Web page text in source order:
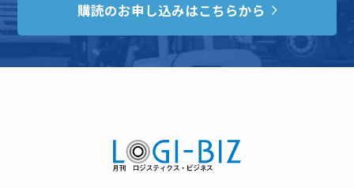
購読のお申し込みはこちらから